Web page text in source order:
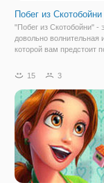
Побег из Скотобойни
"Побег из Скотобойни" -
довольно волнительная
которой вам предстоит
скотобойни.Поросенок
ничего хорошего и вот
момент, когда он
15 3